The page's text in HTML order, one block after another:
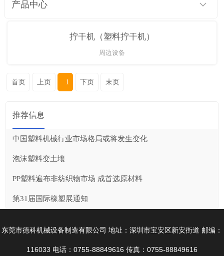
产品中心
拧干机（塑料拧干机）
周边设备
首页 上页 1 下页 末页
推荐信息
中国塑料机械行业市场格局或将发生变化
泡沫塑料变土壤
PP塑料遍布非纺织物市场 成首选原材料
第31届国际橡塑展通知
东莞市德科机械设备制造有限公司 地址：深圳市宝安区新安街道 邮编：
116033 电话：0755-88849616 传真：0755-88849616